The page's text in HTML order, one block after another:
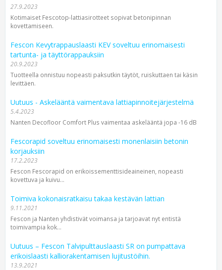
27.9.2023
Kotimaiset Fescotop-lattiasirotteet sopivat betonipinnan
kovettamiseen.
Fescon Kevytrappauslaasti KEV soveltuu erinomaisesti
tartunta- ja täyttörappauksiin
20.9.2023
Tuotteella onnistuu nopeasti paksutkin täytöt, ruiskuttaen tai käsin
levittäen.
Uutuus - Askelääntä vaimentava lattiapinnoitejärjestelmä
5.4.2023
Nanten Decofloor Comfort Plus vaimentaa askelääntä jopa -16 dB
Fescorapid soveltuu erinomaisesti monenlaisiin betonin
korjauksiin
17.2.2023
Fescon Fescorapid on erikoissementtisideaineinen, nopeasti
kovettuva ja kuivu...
Toimiva kokonaisratkaisu takaa kestävän lattian
9.11.2021
Fescon ja Nanten yhdistivät voimansa ja tarjoavat nyt entistä
toimivampia kok...
Uutuus – Fescon Talvipulttauslaasti SR on pumpattava
erikoislaasti kalliorakentamisen lujitustöihin.
13.9.2021